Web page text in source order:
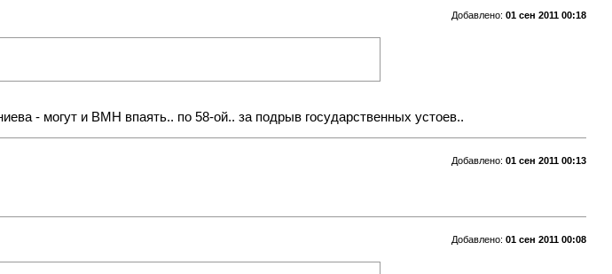
Добавлено: 01 сен 2011 00:18
- могут и ВМН впаять.. по 58-ой.. за подрыв государственных устоев..
Добавлено: 01 сен 2011 00:13
Добавлено: 01 сен 2011 00:08